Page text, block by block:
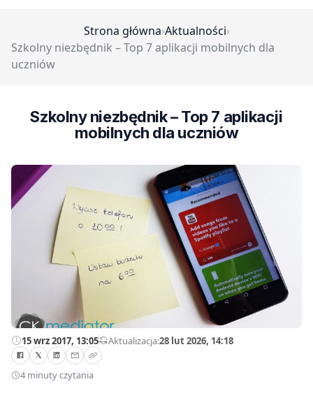
Strona główna›Aktualności›
Szkolny niezbędnik – Top 7 aplikacji mobilnych dla
uczniów
Szkolny niezbędnik – Top 7 aplikacji
mobilnych dla uczniów
15 wrz 2017, 13:05—Aktualizacja:28 lut 2026, 14:18
4 minuty czytania